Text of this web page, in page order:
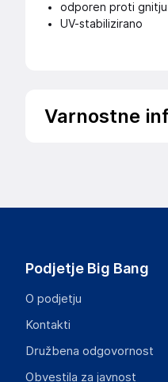
odporen proti gnitju
UV-stabilizirano
Varnostne
verkau@aquagart.de
Gospodarski subjekt s
Podjetje Big Bang
O podjetju
Kontakti
Družbena odgovornost
Obvestila za javnost